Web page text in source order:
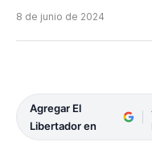
8 de junio de 2024
Agregar El
Libertador en